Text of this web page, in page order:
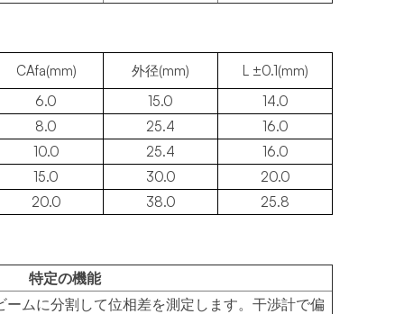
CAfa(mm) 外径(mm)
L ±0.1(mm)
6.0
15.0
14.0
8.0
25.4
16.0
10.0
25.4
16.0
15.0
30.0
20.0
20.0
38.0 25.8
特定の機能
ムに分割して位相差を測定します。干渉計で偏